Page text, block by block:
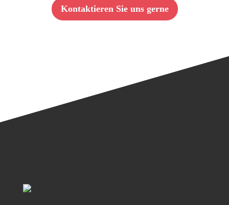
Kontaktieren Sie uns gerne